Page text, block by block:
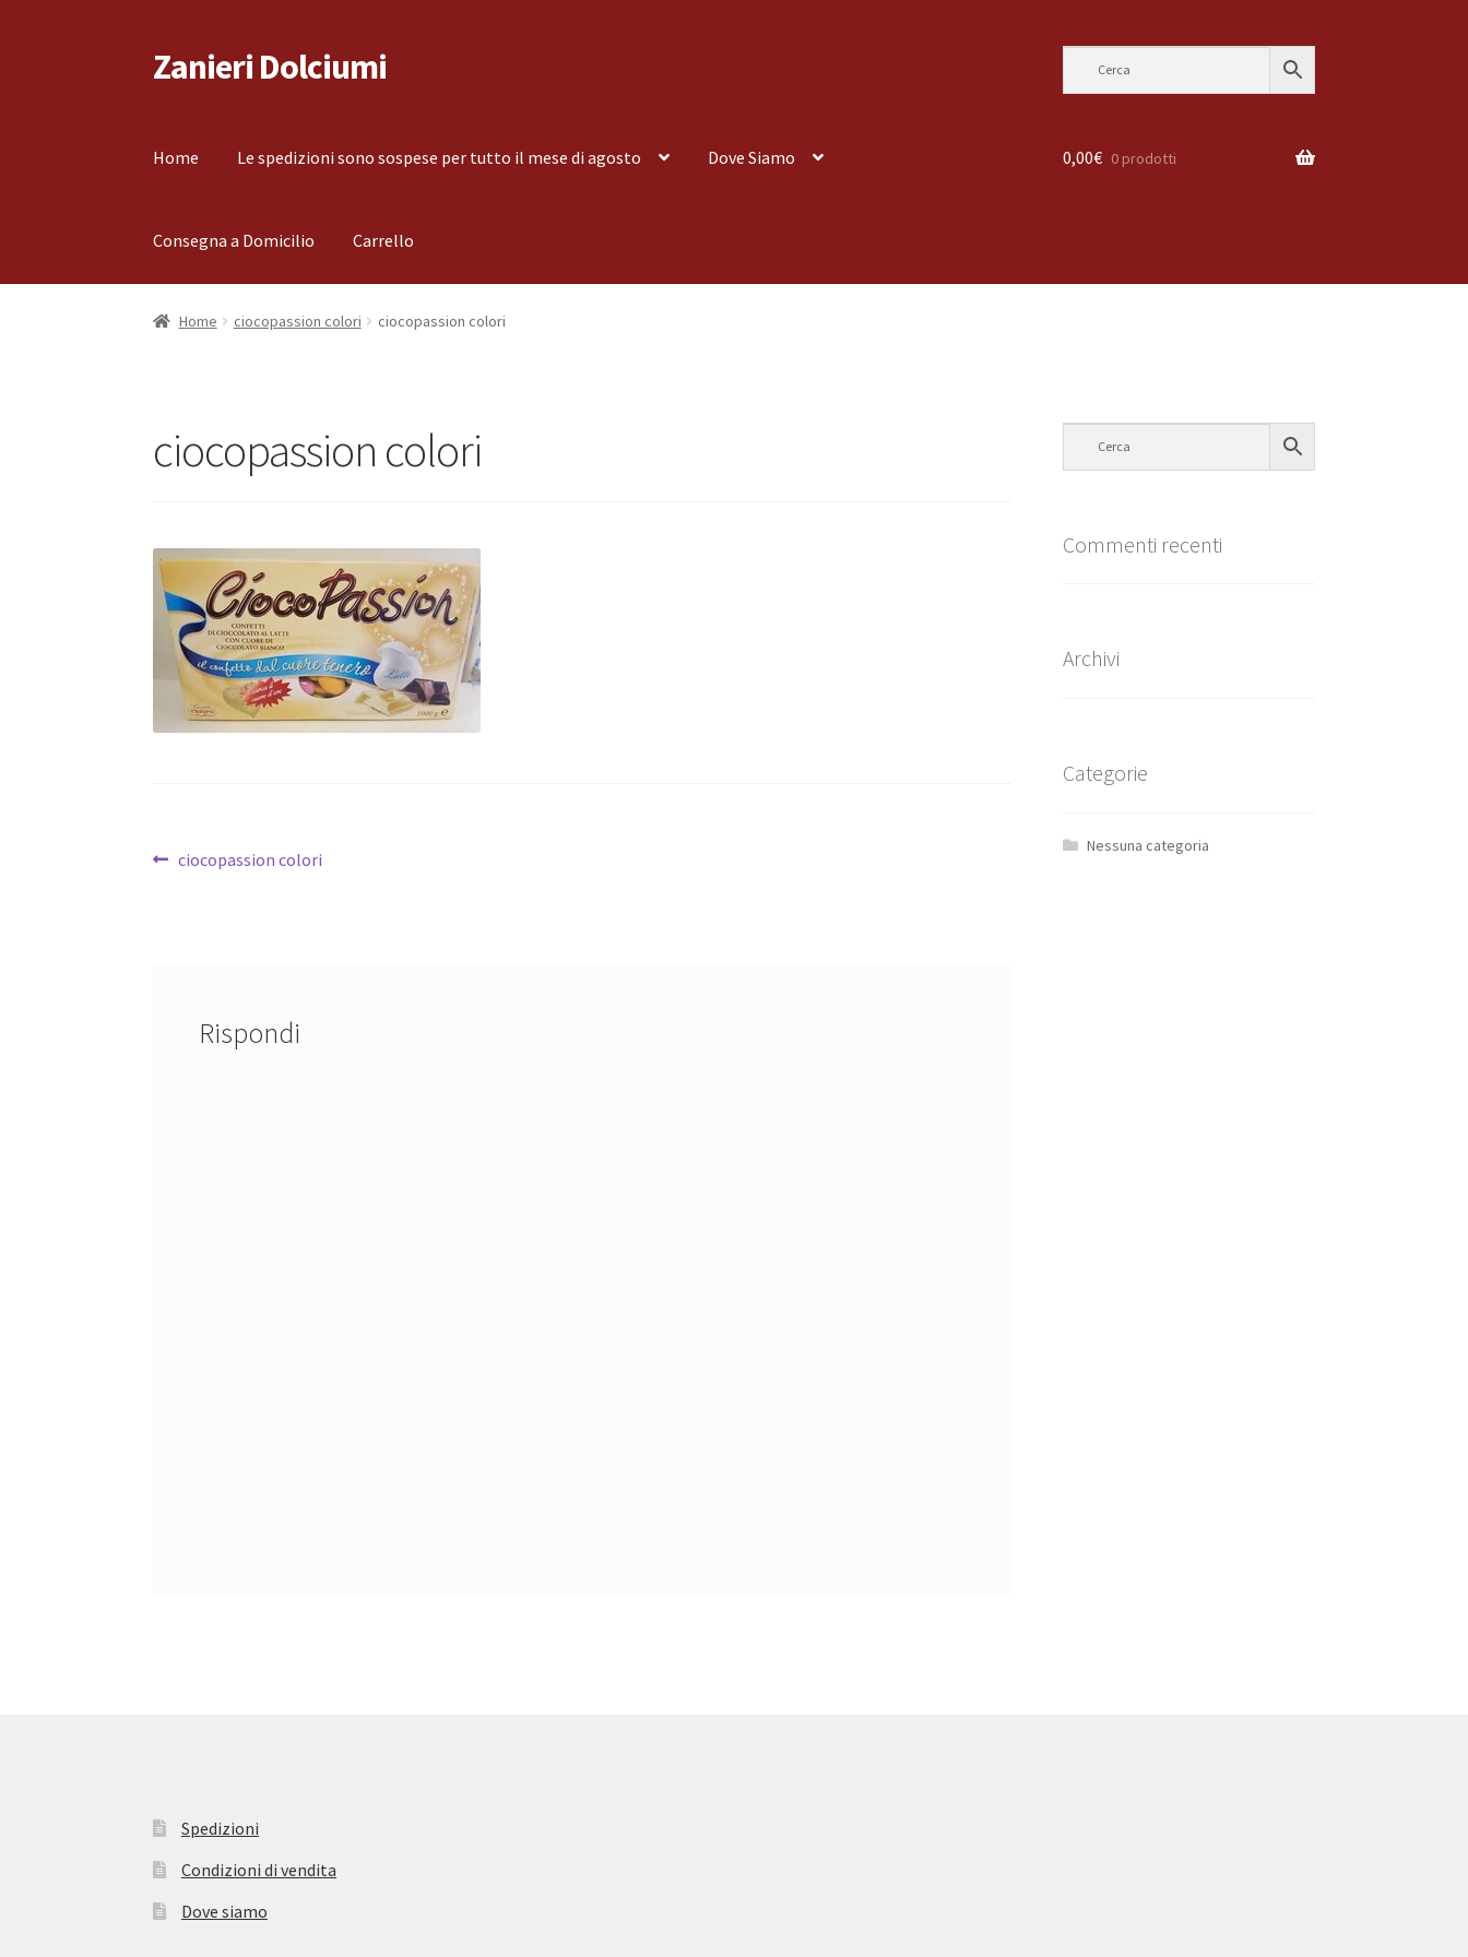
Vai
alla
Vai
al
Zanieri Dolciumi
Home Le spedizioni sono sospese per tutto il mese di agosto Dove Siamo
Consegna a Domicilio Carrello
Home Carrello Cassa Condizioni di vendita Consegna a Domicilio
0,00€ 0 prodotti
Home ciocopassion colori ciocopassion colori
ciocopassion colori
Navigazione
Articolo
ciocopassion colori
Rispondi
Commenti recenti
Archivi
Categorie
Nessuna categoria
Spedizioni
Condizioni di vendita
Dove siamo